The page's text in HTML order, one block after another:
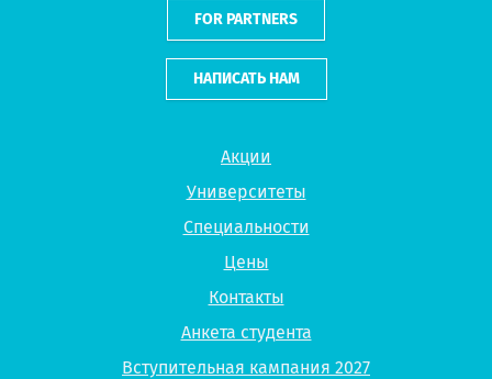
Акции
Университеты
Специальности
Цены
Контакты
Анкета студента
Вступительная кампания 2027
FOR PARTNERS
НАПИСАТЬ НАМ